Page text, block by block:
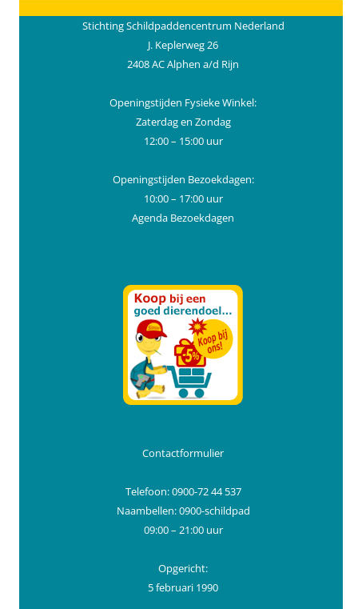
Stichting Schildpaddencentrum Nederland
J. Keplerweg 26
2408 AC Alphen a/d Rijn
Openingstijden Fysieke Winkel:
Zaterdag en Zondag
12:00 – 15:00 uur
Openingstijden Bezoekdagen:
10:00 – 17:00 uur
Agenda Bezoekdagen
Contactformulier
Telefoon: 0900-72 44 537
Naambellen: 0900-schildpad
09:00 – 21:00 uur
Opgericht:
5 februari 1990